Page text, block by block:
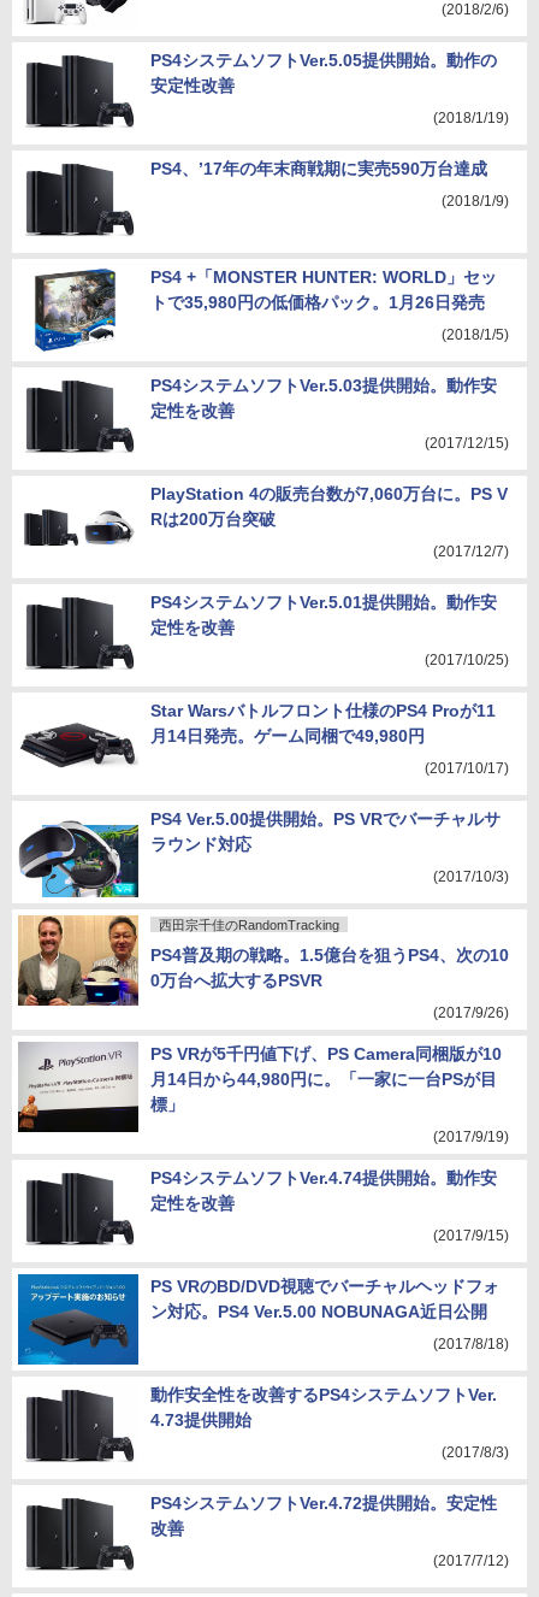
(2018/2/6)
PS4システムソフトVer.5.05提供開始。動作の
安定性改善
(2018/1/19)
PS4、’17年の年末商戦期に実売590万台達成
(2018/1/9)
PS4 +「MONSTER HUNTER: WORLD」セッ
トで35,980円の低価格パック。1月26日発売
(2018/1/5)
PS4システムソフトVer.5.03提供開始。動作安
定性を改善
(2017/12/15)
PlayStation 4の販売台数が7,060万台に。PS V
Rは200万台突破
(2017/12/7)
PS4システムソフトVer.5.01提供開始。動作安
定性を改善
(2017/10/25)
Star Warsバトルフロント仕様のPS4 Proが11
月14日発売。ゲーム同梱で49,980円
(2017/10/17)
PS4 Ver.5.00提供開始。PS VRでバーチャルサ
ラウンド対応
(2017/10/3)
西田宗千佳のRandomTracking
PS4普及期の戦略。1.5億台を狙うPS4、次の10
0万台へ拡大するPSVR
(2017/9/26)
PS VRが5千円値下げ、PS Camera同梱版が10
月14日から44,980円に。「一家に一台PSが目
標」
(2017/9/19)
PS4システムソフトVer.4.74提供開始。動作安
定性を改善
(2017/9/15)
PS VRのBD/DVD視聴でバーチャルヘッドフォ
ン対応。PS4 Ver.5.00 NOBUNAGA近日公開
(2017/8/18)
動作安全性を改善するPS4システムソフトVer.
4.73提供開始
(2017/8/3)
PS4システムソフトVer.4.72提供開始。安定性
改善
(2017/7/12)